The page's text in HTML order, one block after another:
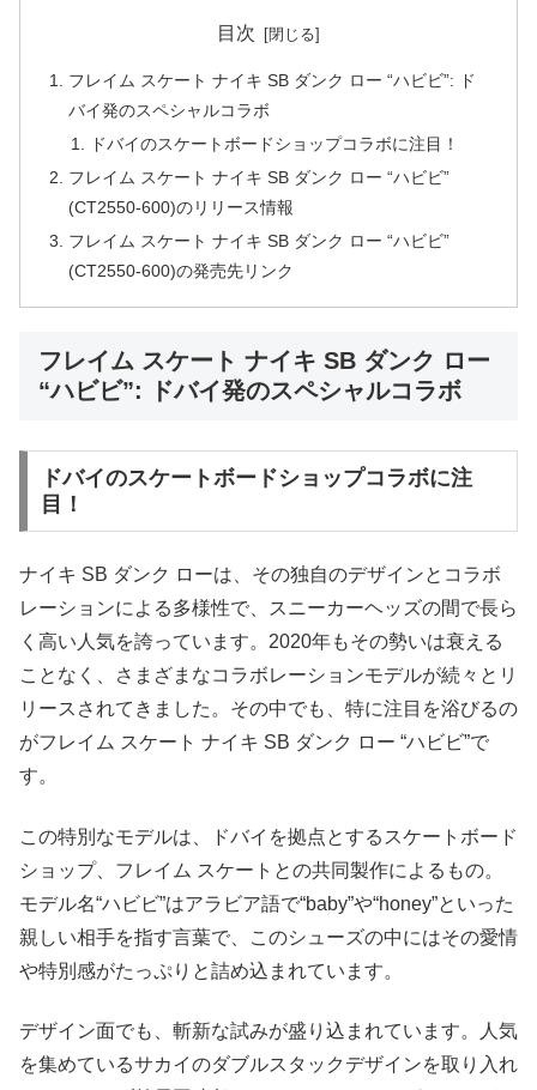
目次
フレイム スケート ナイキ SB ダンク ロー “ハビビ”: ド
バイ発のスペシャルコラボ
ドバイのスケートボードショップコラボに注目！
フレイム スケート ナイキ SB ダンク ロー “ハビビ”
(CT2550-600)のリリース情報
フレイム スケート ナイキ SB ダンク ロー “ハビビ”
(CT2550-600)の発売先リンク
フレイム スケート ナイキ SB ダンク ロー
“ハビビ”: ドバイ発のスペシャルコラボ
ドバイのスケートボードショップコラボに注
目！
ナイキ SB ダンク ローは、その独自のデザインとコラボ
レーションによる多様性で、スニーカーヘッズの間で長ら
く高い人気を誇っています。2020年もその勢いは衰える
ことなく、さまざまなコラボレーションモデルが続々とリ
リースされてきました。その中でも、特に注目を浴びるの
がフレイム スケート ナイキ SB ダンク ロー “ハビビ”で
す。
この特別なモデルは、ドバイを拠点とするスケートボード
ショップ、フレイム スケートとの共同製作によるもの。
モデル名“ハビビ”はアラビア語で“baby”や“honey”といった
親しい相手を指す言葉で、このシューズの中にはその愛情
や特別感がたっぷりと詰め込まれています。
デザイン面でも、斬新な試みが盛り込まれています。人気
を集めているサカイのダブルスタックデザインを取り入れ